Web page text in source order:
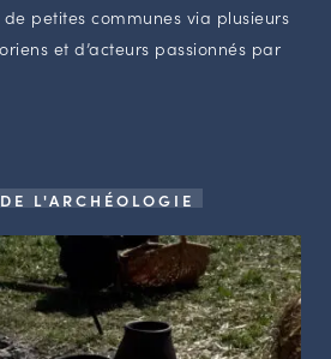
petites communes via plusieurs
et d’acteurs passionnés par
L'ARCHÉOLOGIE